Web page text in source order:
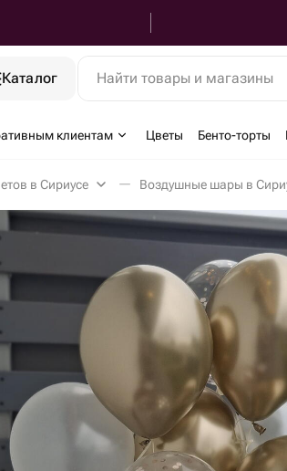
Каталог Найти товары и магазины
клиентам Цветы Бенто-торты
в Сириусе Воздушные шары в